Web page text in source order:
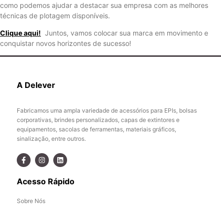
como podemos ajudar a destacar sua empresa com as melhores
técnicas de plotagem disponíveis.
Clique aqui! Juntos, vamos colocar sua marca em movimento e
conquistar novos horizontes de sucesso!
A Delever
Fabricamos uma ampla variedade de acessórios para EPIs, bolsas
corporativas, brindes personalizados, capas de extintores e
equipamentos, sacolas de ferramentas, materiais gráficos,
sinalização, entre outros.
Acesso Rápido
Sobre Nós